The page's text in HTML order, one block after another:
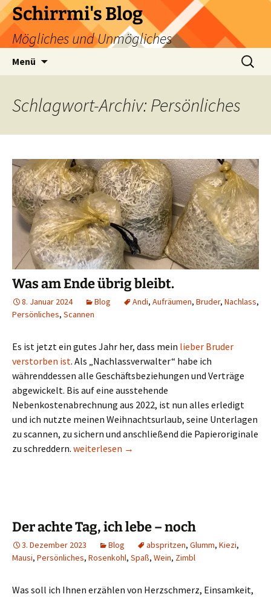
Zum
Inhalt
springen
Schirrmi's Blog
Mögliches und Unmögliches
Menü
Suchen
nach:
Schlagwort-Archiv: Persönliches
Was am Ende übrig bleibt.
8. Januar 2024 Blog Andi, Aufräumen, Bruder, Nachlass,
Persönliches, Scannen
Es ist jetzt ein gutes Jahr her, dass mein lieber Bruder
verstorben ist. Als „Nachlassverwalter“ habe ich
währenddessen alle Geschäftsbeziehungen und Verträge
abgewickelt. Bis auf eine ausstehende
Nebenkostenabrechnung aus 2022, ist nun alles erledigt
und ich nutzte meinen Weihnachtsurlaub, seine Unterlagen
zu scannen, zu sichern und anschließend die Papieroriginale
zu schreddern. Was am Ende übrig bleibt.
weiterlesen →
Der achte Tag, ich lebe – noch
3. Dezember 2023 Blog abspritzen, Glumm, Kiezi,
Mausi, Persönliches, Rosenkohl, Spaß, Wein, Zimbl
Was soll ich Ihnen erzählen von Herzschmerz, Einsamkeit,